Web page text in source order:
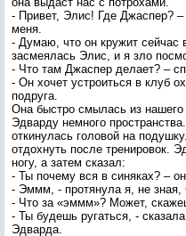
- Привет, Элис! Где Джаспер?
меня.
- Думаю, что он кружит сейчас
засмеялась Элис, и я зло
- Что там Джаспер делает? –
- Он хочет устроиться в клуб
подруга.
Она быстро смылась из
Эдварду немного
откинулась головой на
отдохнуть после тренировок.
ногу, а затем сказал:
- Ты почему вся в синяках? –
- Эммм, - протянула я, не зная,
- Что за «эммм»? Может,
- Ты будешь ругаться, -
Эдварда.